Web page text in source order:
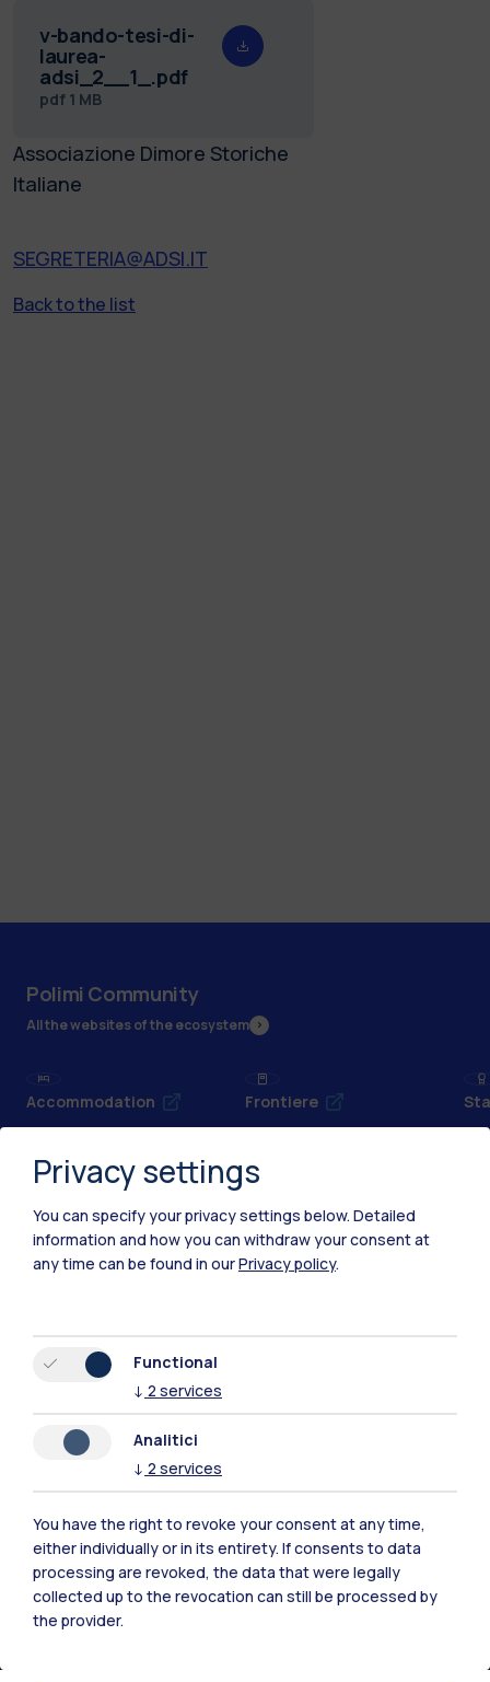
v-bando-tesi-di-
laurea-
adsi_2__1_.pdf
pdf 1 MB
Associazione Dimore Storiche
Italiane
SEGRETERIA@ADSI.IT
Back to the list
Polimi Community
All the websites of the ecosystem
Accommodation Frontiere
EN
Campuses
Milano Leonardo
Milano Bovisa
Cremona
Privacy settings
You can specify your privacy settings below. Detailed
information and how you can withdraw your consent at
any time can be found in ourPrivacy policy.
Functional
↓ 2 services
Analitici
↓ 2 services
You have the right to revoke your consent at any time,
either individually or in its entirety. If consents to data
processing are revoked, the data that were legally
collected up to the revocation can still be processed by
the provider.